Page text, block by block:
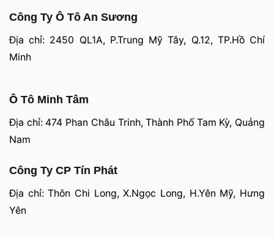
Công Ty Ô Tô An Sương
Địa chỉ: 2450 QL1A, P.Trung Mỹ Tây, Q.12, TP.Hồ Chí
Minh
Ô Tô Minh Tâm
Địa chỉ: 474 Phan Châu Trinh, Thành Phố Tam Kỳ, Quảng
Nam
Công Ty CP Tín Phát
Địa chỉ: Thôn Chi Long, X.Ngọc Long, H.Yên Mỹ, Hưng
Yên